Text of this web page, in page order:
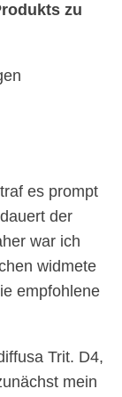
zu
es prompt
der
war ich
widmete
empfohlene
Trit. D4,
mein